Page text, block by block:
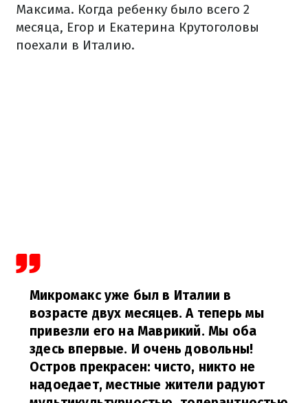
Максима. Когда ребенку было всего 2
месяца, Егор и Екатерина Крутоголовы
поехали в Италию.
Микромакс уже был в Италии в
возрасте двух месяцев. А теперь мы
привезли его на Маврикий. Мы оба
здесь впервые. И очень довольны!
Остров прекрасен: чисто, никто не
надоедает, местные жители радуют